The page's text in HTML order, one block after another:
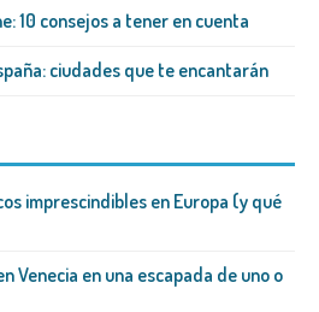
10 consejos a tener en cuenta
ciudades que te encantarán
imprescindibles en Europa (y qué
Venecia en una escapada de uno o